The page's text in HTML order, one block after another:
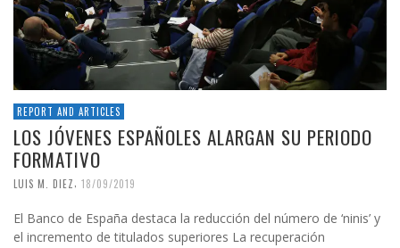
REPORT AND ARTICLES
LOS JÓVENES ESPAÑOLES ALARGAN SU PERIODO
FORMATIVO
LUIS M. DIEZ, 18/09/2019
El Banco de España destaca la reducción del número de ‘ninis’ y
el incremento de titulados superiores La recuperación